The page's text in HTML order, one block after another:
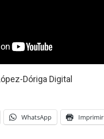
Dóriga Digital
WhatsApp Imprimir